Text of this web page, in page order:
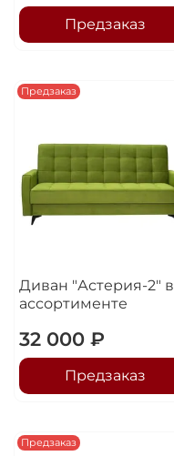
Предзаказ
Предзаказ
Диван "Астерия-2" в
ассортименте
32 000 ₽
Предзаказ
Предзаказ